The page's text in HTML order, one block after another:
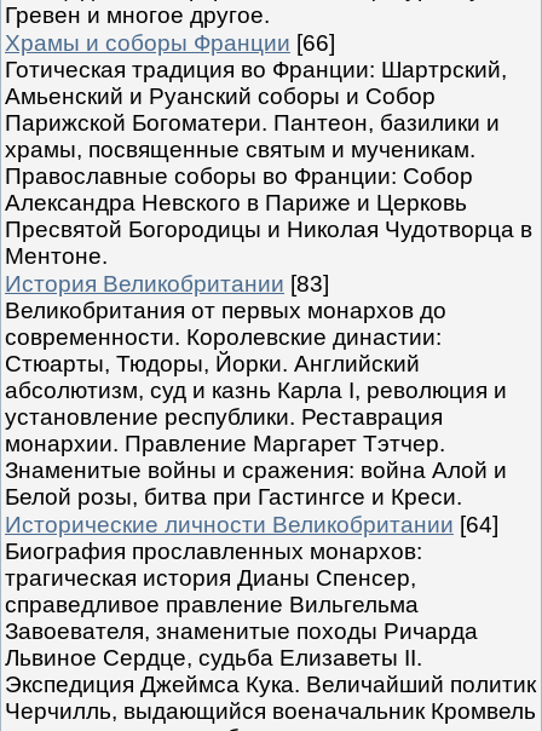
Гревен и многое другое.
Храмы и соборы Франции [66]
Готическая традиция во Франции: Шартрский,
Амьенский и Руанский соборы и Собор
Парижской Богоматери. Пантеон, базилики и
храмы, посвященные святым и мученикам.
Православные соборы во Франции: Собор
Александра Невского в Париже и Церковь
Пресвятой Богородицы и Николая Чудотворца в
Ментоне.
История Великобритании [83]
Великобритания от первых монархов до
современности. Королевские династии:
Стюарты, Тюдоры, Йорки. Английский
абсолютизм, суд и казнь Карла I, революция и
установление республики. Реставрация
монархии. Правление Маргарет Тэтчер.
Знаменитые войны и сражения: война Алой и
Белой розы, битва при Гастингсе и Креси.
Исторические личности Великобритании [64]
Биография прославленных монархов:
трагическая история Дианы Спенсер,
справедливое правление Вильгельма
Завоевателя, знаменитые походы Ричарда
Львиное Сердце, судьба Елизаветы II.
Экспедиция Джеймса Кука. Величайший политик
Черчилль, выдающийся военачальник Кромвель